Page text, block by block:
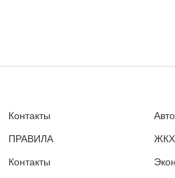
Контакты
ПРАВИЛА
Контакты
Авто
ЖКХ